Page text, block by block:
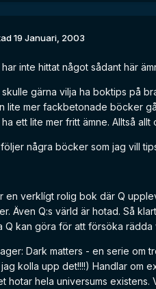
19 Januari, 2003
inte hittat något sådant här
gärna vilja ha boktips på
lite mer fackbetonade böcker
ett lite mer fritt ämne. Alltså
några böcker som jag vill
en verklígt rolig bok där Q
Även Q:s värld är hotad. Så
Q kan göra för att försöka rädda
Dark matters - en serie om
kolla upp det!!!!) Handlar om
hotar hela universums